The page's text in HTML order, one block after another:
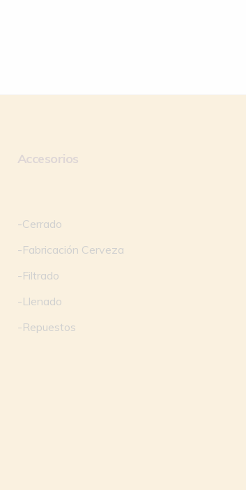
Accesorios
-Cerrado
-Fabricación Cerveza
-Filtrado
-Llenado
-Repuestos